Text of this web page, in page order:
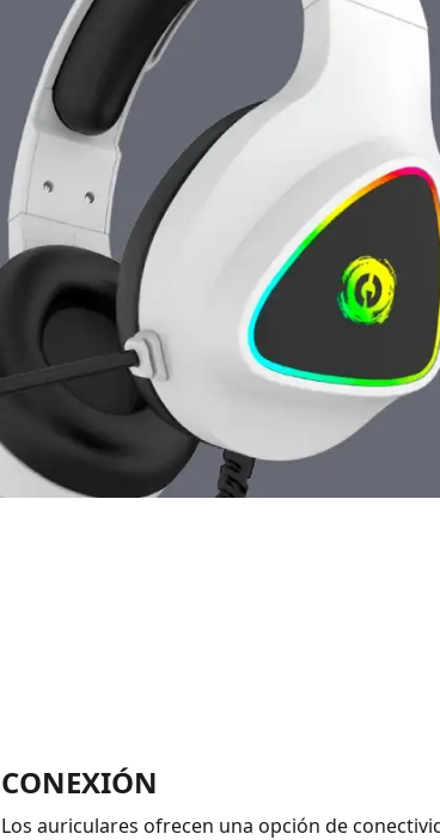
CONEXIÓN
Los auriculares ofrecen una opción de